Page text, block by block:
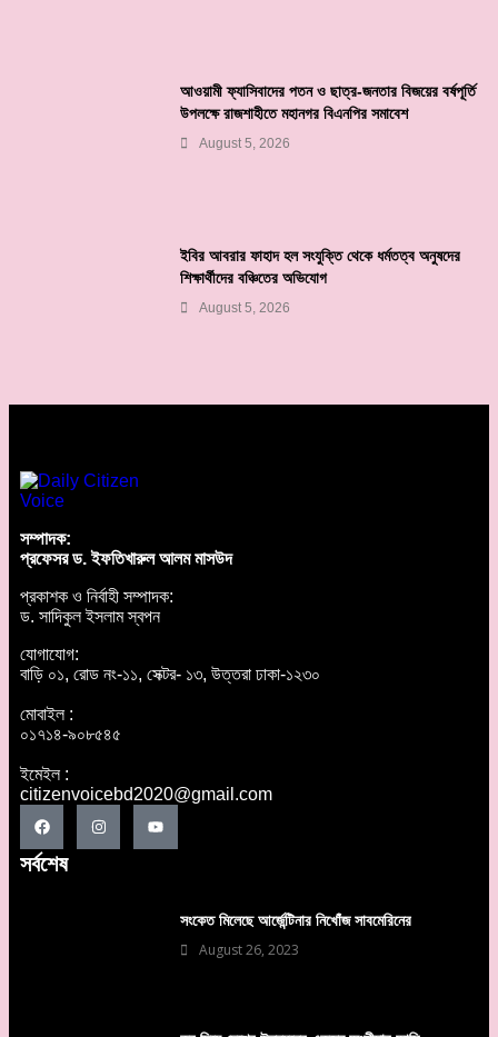
আওয়ামী ফ্যাসিবাদের পতন ও ছাত্র-জনতার বিজয়ের বর্ষপূর্তি
উপলক্ষে রাজশাহীতে মহানগর বিএনপির সমাবেশ
August 5, 2026
ইবির আবরার ফাহাদ হল সংযুক্তি থেকে ধর্মতত্ব অনুষদের
শিক্ষার্থীদের বঞ্চিতের অভিযোগ
August 5, 2026
সম্পাদক:
প্রফেসর ড. ইফতিখারুল আলম মাসউদ
প্রকাশক ও নির্বাহী সম্পাদক:
ড. সাদিকুল ইসলাম স্বপন
যোগাযোগ:
বাড়ি ০১, রোড নং-১১, সেক্টর- ১৩, উত্তরা ঢাকা-১২৩০
মোবাইল :
০১৭১৪-৯০৮৫৪৫
ইমেইল :
citizenvoicebd2020@gmail.com
সর্বশেষ
সংকেত মিলেছে আর্জেন্টিনার নিখোঁজ সাবমেরিনের
August 26, 2023